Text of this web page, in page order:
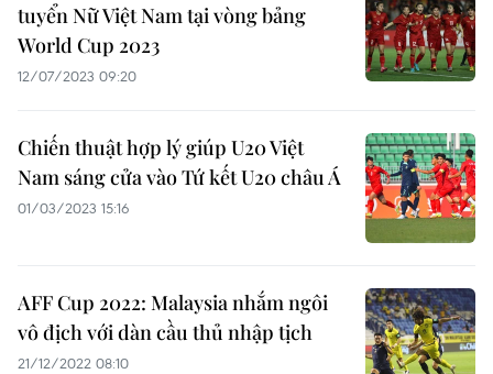
tuyển Nữ Việt Nam tại vòng bảng
World Cup 2023
12/07/2023 09:20
Chiến thuật hợp lý giúp U20 Việt
Nam sáng cửa vào Tứ kết U20 châu Á
01/03/2023 15:16
AFF Cup 2022: Malaysia nhắm ngôi
vô địch với dàn cầu thủ nhập tịch
21/12/2022 08:10